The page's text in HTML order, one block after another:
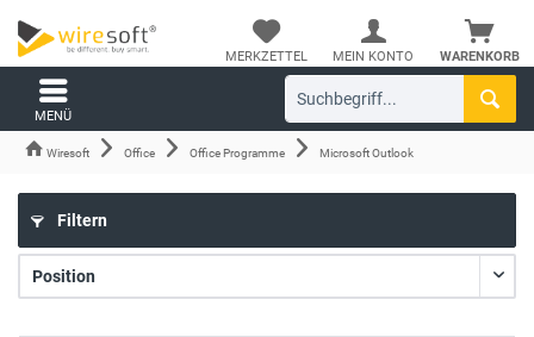
WARENKORB
MERKZETTEL MEIN KONTO
MENÜ
Wiresoft Office Office Programme Microsoft Outlook
Filtern